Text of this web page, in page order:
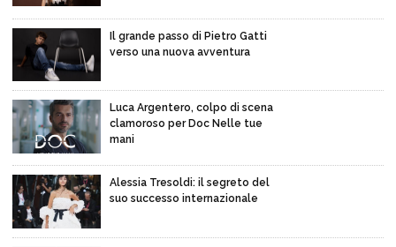
Il grande passo di Pietro Gatti
verso una nuova avventura
Luca Argentero, colpo di scena
clamoroso per Doc Nelle tue
mani
Alessia Tresoldi: il segreto del
suo successo internazionale